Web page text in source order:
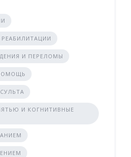
И ПЕРЕЛОМЫ
И КОГНИТИВНЫЕ